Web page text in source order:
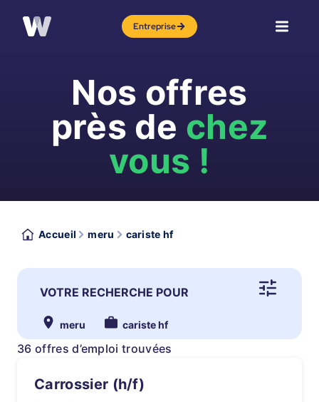
Entreprise
Nos offres
près de chez
vous !
Accueil meru cariste hf
VOTRE RECHERCHE POUR
meru cariste hf
36 offres d’emploi trouvées
Carrossier (h/f)